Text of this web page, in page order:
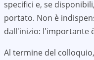
specifici e, se
portato. Non è
dall'inizio: l'importante
Al termine del